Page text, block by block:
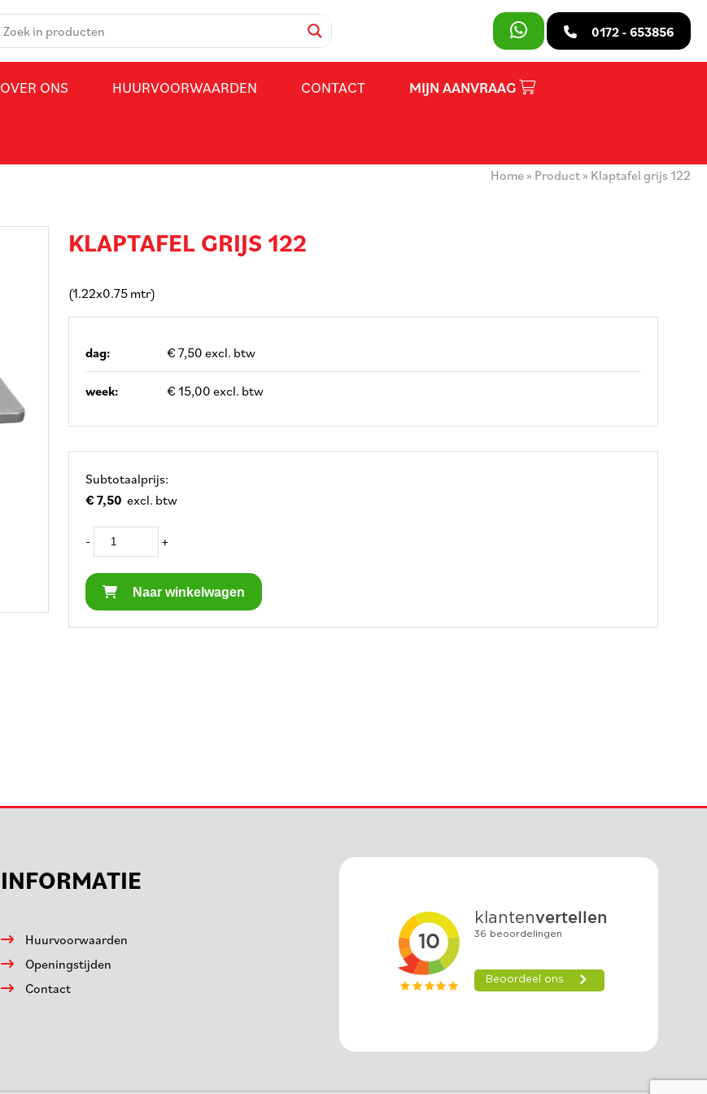
SLUITEN
0172 - 653856
OVER ONS HUURVOORWAARDEN CONTACT MIJN AANVRAAG
Home » Product » Klaptafel grijs 122
KLAPTAFEL GRIJS 122
(1.22x0.75 mtr)
dag: € 7,50 excl. btw
week: € 15,00 excl. btw
Subtotaalprijs:
€ 7,50 excl. btw
- +
Naar winkelwagen
INFORMATIE
Huurvoorwaarden
Openingstijden
Contact